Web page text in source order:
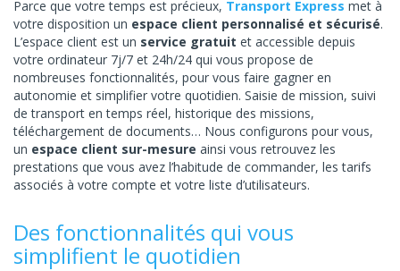
Parce que votre temps est précieux, Transport Express met à
votre disposition un espace client personnalisé et sécurisé.
L’espace client est un service gratuit et accessible depuis
votre ordinateur 7j/7 et 24h/24 qui vous propose de
nombreuses fonctionnalités, pour vous faire gagner en
autonomie et simplifier votre quotidien. Saisie de mission, suivi
de transport en temps réel, historique des missions,
téléchargement de documents… Nous configurons pour vous,
un espace client sur-mesure ainsi vous retrouvez les
prestations que vous avez l’habitude de commander, les tarifs
associés à votre compte et votre liste d’utilisateurs.
Des fonctionnalités qui vous
simplifient le quotidien